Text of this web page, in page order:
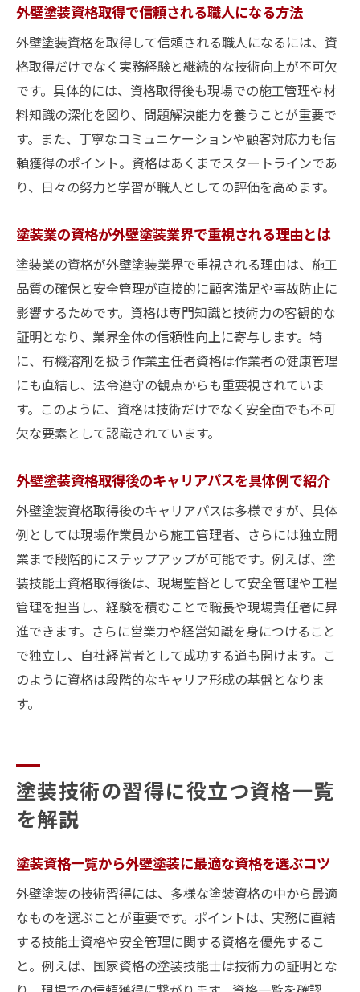
外壁塗装の資格取得が独立開業に役立つ理
由
独立を見据えた外壁塗装資格の選び方と重
要性
外壁塗装資格で広がる独立後のビジネスチ
ャンス
資格取得が外壁塗装業で信頼される秘訣に
外壁塗装の独立にはどんな資格が必要なの
独立後に生きる外壁塗装資格取得の実践ス
テップ
外壁塗装を無資格で始める場合の注意点
外壁塗装を無資格で始めるリスクと対策方
法
無資格の外壁塗装が抱える課題や信頼性の
違い
の知識
無資格者が外壁塗装で失敗しやすいポイン
ト解説
外壁塗装資格取得が無い場合のキャリア形
成術
無資格で外壁塗装を行う際に必要な心構え
とは
外壁塗装マイスター資格に注目する理由
外壁塗装マイスター資格で差別化できるポ
イント
る仕組み
キャリア形成に役立つ外壁塗装マイスター
資格の特徴
外壁塗装マイスター資格取得の具体的な流
れを紹介
外壁塗装資格取得で信頼される職人になる方法
外壁塗装資格を取得して信頼される職人になるには、資
格取得だけでなく実務経験と継続的な技術向上が不可欠
です。具体的には、資格取得後も現場での施工管理や材
料知識の深化を図り、問題解決能力を養うことが重要で
す。また、丁寧なコミュニケーションや顧客対応力も信
頼獲得のポイント。資格はあくまでスタートラインであ
り、日々の努力と学習が職人としての評価を高めます。
塗装業の資格が外壁塗装業界で重視される理由とは
塗装業の資格が外壁塗装業界で重視される理由は、施工
品質の確保と安全管理が直接的に顧客満足や事故防止に
影響するためです。資格は専門知識と技術力の客観的な
証明となり、業界全体の信頼性向上に寄与します。特
に、有機溶剤を扱う作業主任者資格は作業者の健康管理
にも直結し、法令遵守の観点からも重要視されていま
す。このように、資格は技術だけでなく安全面でも不可
欠な要素として認識されています。
外壁塗装資格取得後のキャリアパスを具体例で紹介
外壁塗装資格取得後のキャリアパスは多様ですが、具体
例としては現場作業員から施工管理者、さらには独立開
業まで段階的にステップアップが可能です。例えば、塗
装技能士資格取得後は、現場監督として安全管理や工程
管理を担当し、経験を積むことで職長や現場責任者に昇
進できます。さらに営業力や経営知識を身につけること
で独立し、自社経営者として成功する道も開けます。こ
のように資格は段階的なキャリア形成の基盤となりま
す。
塗装技術の習得に役立つ資格一覧
を解説
塗装資格一覧から外壁塗装に最適な資格を選ぶコツ
外壁塗装の技術習得には、多様な塗装資格の中から最適
なものを選ぶことが重要です。ポイントは、実務に直結
する技能士資格や安全管理に関する資格を優先するこ
と。例えば、国家資格の塗装技能士は技術力の証明とな